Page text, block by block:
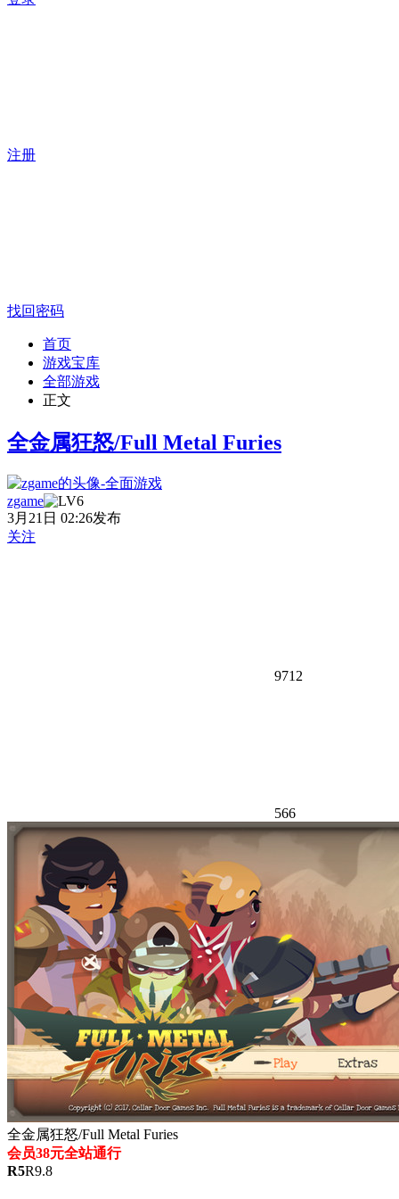
注册
找回密码
首页
游戏宝库
全部游戏
正文
全金属狂怒/Full Metal Furies
zgame
3月21日 02:26发布
关注
9712
566
全金属狂怒/Full Metal Furies
会员38元全站通行
R5R9.8